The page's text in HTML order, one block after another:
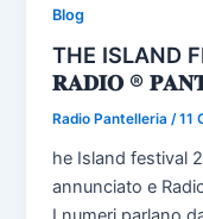
Blog
THE ISLAND
𝐑𝐀𝐃𝐈𝐎 ®
Radio Pantelleria/11
he Island festival
annunciato e